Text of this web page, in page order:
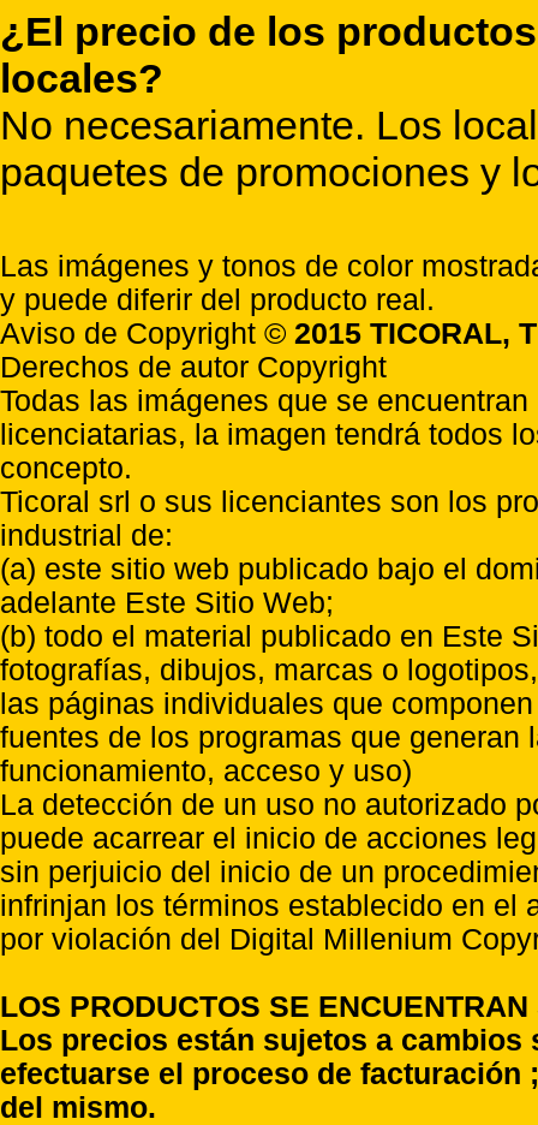
¿El precio de los
locales?
No necesariamente. Los
paquetes de promociones y
Las imágenes y tonos de color
y puede diferir del producto real.
Aviso de Copyright © 2015 TICORAL,
Derechos de autor Copyright
Todas las imágenes que se
licenciatarias, la imagen tendrá todos
concepto.
Ticoral srl o sus licenciantes son los
industrial de:
(a) este sitio web publicado bajo el
adelante Este Sitio Web;
(b) todo el material publicado en Este
fotografías, dibujos, marcas o
las páginas individuales que
fuentes de los programas que
funcionamiento, acceso y uso)
La detección de un uso no autorizado
puede acarrear el inicio de acciones
sin perjuicio del inicio de un
infrinjan los términos establecido en el
por violación del Digital Millenium
LOS PRODUCTOS SE
Los precios están sujetos a
efectuarse el proceso de
del mismo.